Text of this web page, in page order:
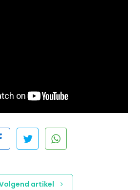
artikel